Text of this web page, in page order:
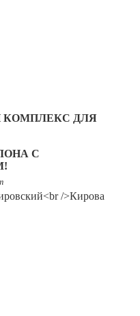
ДЛЯ
С
и парковкой.
-